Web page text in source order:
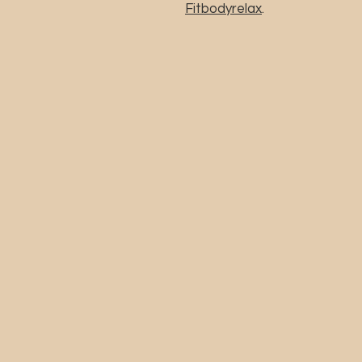
Fitbodyrelax.